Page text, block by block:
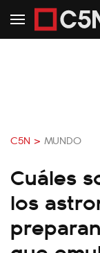
C5N > MUNDO
Cuáles
los